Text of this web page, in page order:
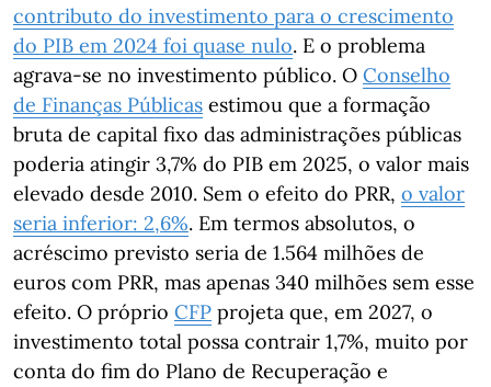
contributo do investimento para o crescimento
do PIB em 2024 foi quase nulo. E o problema
agrava-se no investimento público. O Conselho
de Finanças Públicas estimou que a formação
bruta de capital fixo das administrações públicas
poderia atingir 3,7% do PIB em 2025, o valor mais
elevado desde 2010. Sem o efeito do PRR, o valor
seria inferior: 2,6%. Em termos absolutos, o
acréscimo previsto seria de 1.564 milhões de
euros com PRR, mas apenas 340 milhões sem esse
efeito. O próprio CFP projeta que, em 2027, o
investimento total possa contrair 1,7%, muito por
conta do fim do Plano de Recuperação e